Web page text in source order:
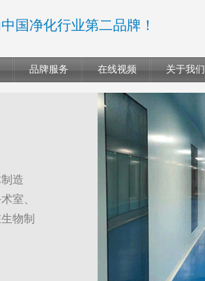
国净化行业第二品牌！
品牌服务 在线视频 关于我们
造
室、
物制